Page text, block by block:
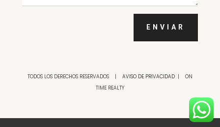
ENVIAR
TODOS LOS DERECHOS RESERVADOS | AVISO DE PRIVACIDAD| ON
TIME REALTY